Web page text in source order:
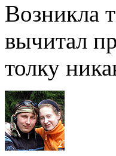
Возникла
вычитал
толку